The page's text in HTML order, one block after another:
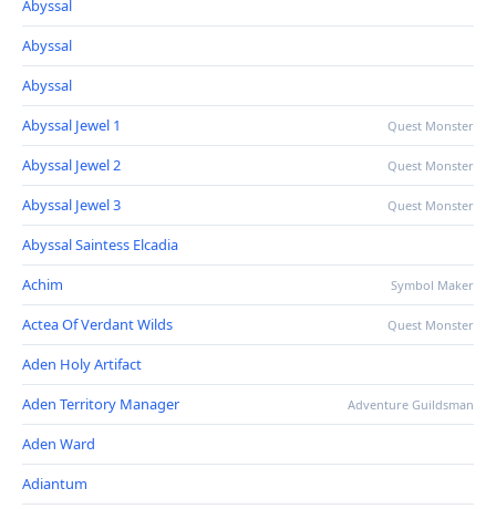
Abyssal
Abyssal
Abyssal
Abyssal Jewel 1
Quest Monster
Abyssal Jewel 2 Quest Monster
Abyssal Jewel 3 Quest Monster
Abyssal Saintess Elcadia
Achim
Symbol Maker
Actea Of Verdant Wilds Quest Monster
Aden Holy Artifact
Aden Territory Manager
Adventure Guildsman
Aden Ward
Adiantum